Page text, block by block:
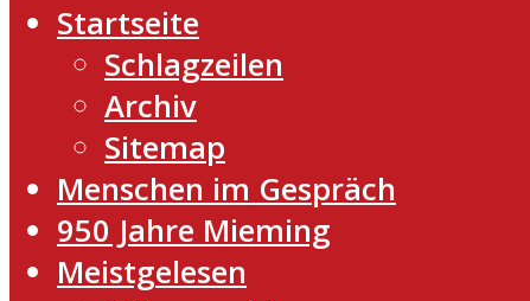
Startseite
Schlagzeilen
Archiv
Sitemap
Menschen im Gespräch
950 Jahre Mieming
Meistgelesen